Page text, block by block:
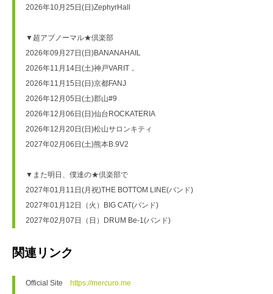
2026年10月25日(日)ZephyrHall
▼超アブノーマル★倶楽部
2026年09月27日(日)BANANAHAIL
2026年11月14日(土)神戸VARIT，
2026年11月15日(日)京都FANJ
2026年12月05日(土)郡山#9
2026年12月06日(日)仙台ROCKATERIA
2026年12月20日(日)松山サロンキティ
2027年02月06日(土)熊本B.9V2
▼また明日、僕達の★倶楽部で
2027年01月11日(月祝)THE BOTTOM LINE(バンド)
2027年01月12日（火）BIG CAT(バンド)
2027年02月07日（日）DRUM Be-1(バンド)
関連リンク
Official Site https://mercuro.me